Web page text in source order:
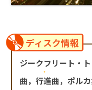
ディスク情報
ジークフリート・
曲，行進曲，ポル